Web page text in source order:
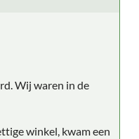
Wij waren in de
winkel, kwam een